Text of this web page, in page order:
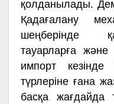
қолданылады.
Қадағалану
шеңберінде
тауарларға
импорт кезінде
түрлеріне ғана
басқа жағдайда